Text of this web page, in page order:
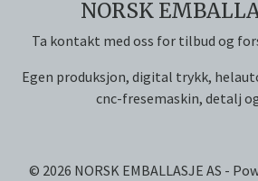
NORSK
Ta kontakt med oss for tilbud og
Egen produksjon, digital trykk,
cnc-fresemaskin, detalj
© 2026 NORSK EMBALLASJE AS -